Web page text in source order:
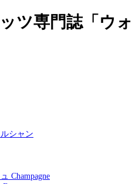
ツ専門誌「ウォ
シャン
Champagne